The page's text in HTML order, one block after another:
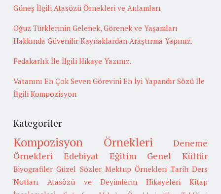
Güneş İlgili Atasözü Örnekleri ve Anlamları
Oğuz Türklerinin Gelenek, Görenek ve Yaşamları
Hakkında Güvenilir Kaynaklardan Araştırma Yapınız.
Fedakarlık İle İlgili Hikaye Yazınız.
Vatanını En Çok Seven Görevini En İyi Yapandır Sözü İle
İlgili Kompozisyon
Kategoriler
Kompozisyon Örnekleri
Deneme
Örnekleri
Edebiyat Eğitim Genel Kültür
Biyografiler Güzel Sözler Mektup Örnekleri Tarih Ders
Notları
Atasözü ve Deyimlerin Hikayeleri
Kitap